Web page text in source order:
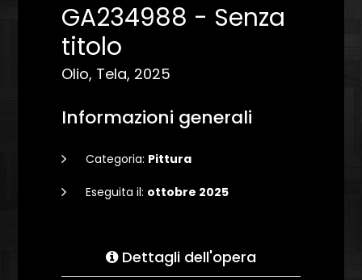
GA234988 - Senza
titolo
Olio, Tela, 2025
Informazioni generali
Categoria: Pittura
Eseguita il: ottobre 2025
Dettagli dell'opera